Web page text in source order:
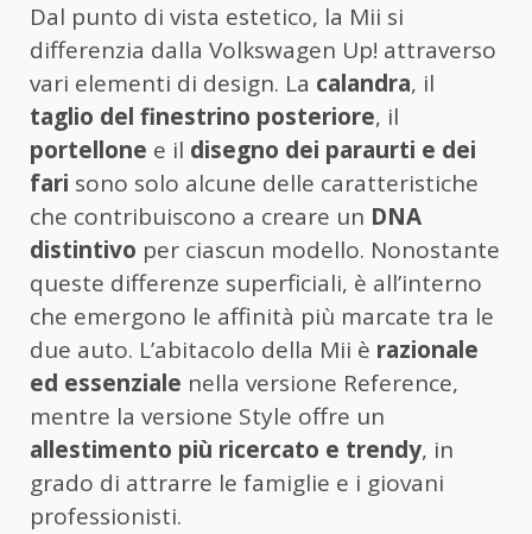
Dal punto di vista estetico, la Mii si
differenzia dalla Volkswagen Up! attraverso
vari elementi di design. La calandra, il
taglio del finestrino posteriore, il
portellone e il disegno dei paraurti e dei
fari sono solo alcune delle caratteristiche
che contribuiscono a creare un DNA
distintivo per ciascun modello. Nonostante
queste differenze superficiali, è all’interno
che emergono le affinità più marcate tra le
due auto. L’abitacolo della Mii è razionale
ed essenziale nella versione Reference,
mentre la versione Style offre un
allestimento più ricercato e trendy, in
grado di attrarre le famiglie e i giovani
professionisti.